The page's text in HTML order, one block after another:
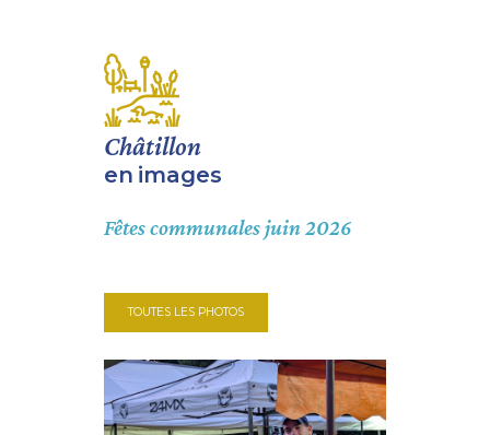
Châtillon
en images
Fêtes communales juin 2026
TOUTES LES PHOTOS